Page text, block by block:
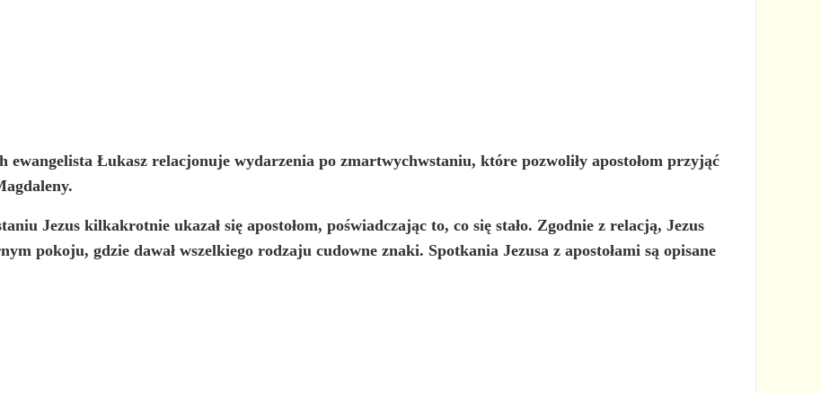
ewangelista Łukasz relacjonuje wydarzenia po zmartwychwstaniu, które pozwoliły apostołom przyjąć
Jezus kilkakrotnie ukazał się apostołom, poświadczając to, co się stało. Zgodnie z relacją, Jezus
pokoju, gdzie dawał wszelkiego rodzaju cudowne znaki. Spotkania Jezusa z apostołami są opisane